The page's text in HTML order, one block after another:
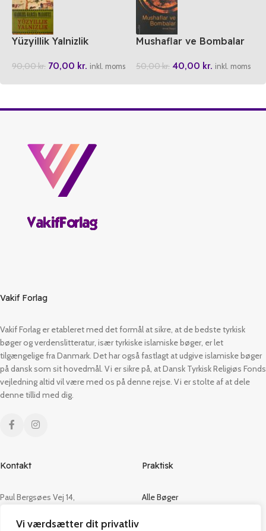
Vi værdsætter dit privatliv
Yüzyillik Yalnizlik
90,00kr. 70,00 kr. inkl. moms
Mushaflar ve Bombalar
50,00kr. 40,00 kr. inkl. moms
Vakif Forlag
Vakif Forlag er etableret med det formål at sikre, at de bedste tyrkisk
bøger og verdenslitteratur, især tyrkiske islamiske bøger, er let
tilgængelige fra Danmark. Det har også fastlagt at udgive islamiske bøger
på dansk som sit hovedmål. Vi er sikre på, at Dansk Tyrkisk Religiøs Fonds
vejledning altid vil være med os på denne rejse. Vi er stolte af at dele
denne tillid med dig.
Kontakt
Paul Bergsøes Vej 14,
CVR: 42813915
Praktisk
Alle Bøger